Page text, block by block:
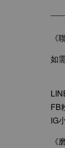
《
如
FB
IG
《